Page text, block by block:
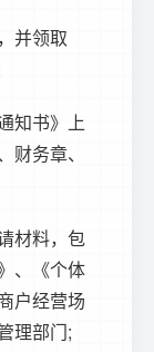
并领取
知书》上
务章、
材料，包
、《个体
户经营场
理部门;